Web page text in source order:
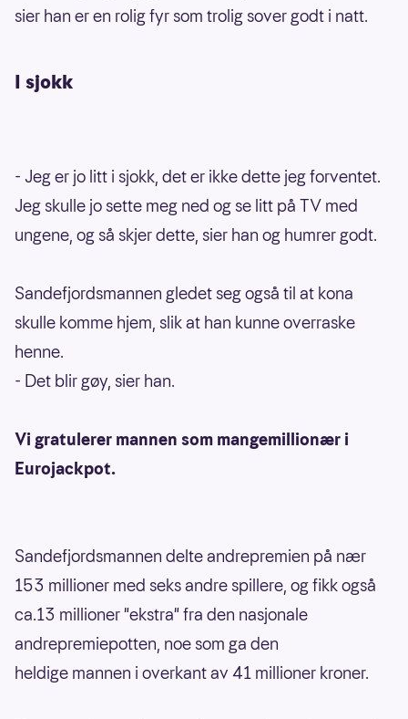
sier han er en rolig fyr som trolig sover godt i natt.
I sjokk
- Jeg er jo litt i sjokk, det er ikke dette jeg forventet.
Jeg skulle jo sette meg ned og se litt på TV med
ungene, og så skjer dette, sier han og humrer godt.
Sandefjordsmannen gledet seg også til at kona
skulle komme hjem, slik at han kunne overraske
henne.
- Det blir gøy, sier han.
Vi gratulerer mannen som mangemillionær i
Eurojackpot.
Sandefjordsmannen delte andrepremien på nær
153 millioner med seks andre spillere, og fikk også
ca.13 millioner "ekstra" fra den nasjonale
andrepremiepotten, noe som ga den
heldige mannen i overkant av 41 millioner kroner.